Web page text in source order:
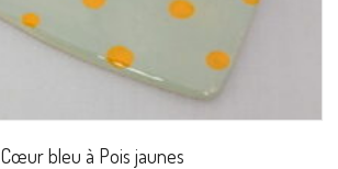
Cœur bleu à Pois jaunes